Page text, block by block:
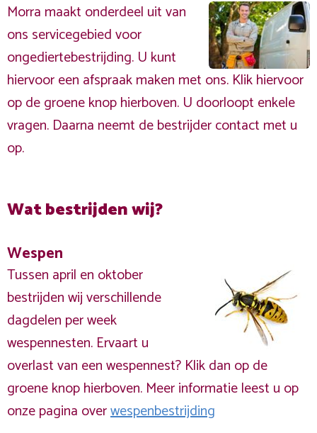
Morra maakt onderdeel uit van
ons servicegebied voor
ongediertebestrijding. U kunt
hiervoor een afspraak maken met ons. Klik hiervoor
op de groene knop hierboven. U doorloopt enkele
vragen. Daarna neemt de bestrijder contact met u
op.
Wat bestrijden wij?
Wespen
Tussen april en oktober
bestrijden wij verschillende
dagdelen per week
wespennesten. Ervaart u
overlast van een wespennest? Klik dan op de
groene knop hierboven. Meer informatie leest u op
onze pagina overwespenbestrijding